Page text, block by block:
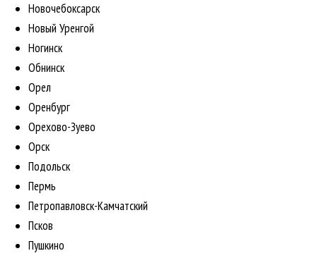
Новочебоксарск
Новый Уренгой
Ногинск
Обнинск
Орел
Оренбург
Орехово-Зуево
Орск
Подольск
Пермь
Петропавловск-Камчатский
Псков
Пушкино